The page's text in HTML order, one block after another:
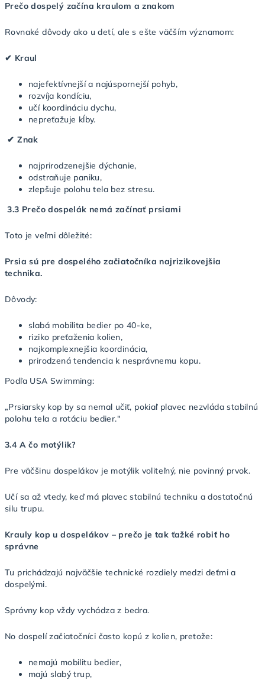
Prečo dospelý začína kraulom a znakom
Rovnaké dôvody ako u detí, ale s ešte väčším významom:
✔ Kraul
najefektívnejší a najúspornejší pohyb,
rozvíja kondíciu,
učí koordináciu dychu,
nepreťažuje kĺby.
✔ Znak
najprirodzenejšie dýchanie,
odstraňuje paniku,
zlepšuje polohu tela bez stresu.
3.3 Prečo dospelák nemá začínať prsiami
Toto je veľmi dôležité:
Prsia sú pre dospelého začiatočníka najrizikovejšia
technika.
Dôvody:
slabá mobilita bedier po 40-ke,
riziko preťaženia kolien,
najkomplexnejšia koordinácia,
prirodzená tendencia k nesprávnemu kopu.
Podľa USA Swimming:
„Prsiarsky kop by sa nemal učiť, pokiaľ plavec nezvláda stabilnú
polohu tela a rotáciu bedier."
3.4 A čo motýlik?
Pre väčšinu dospelákov je motýlik voliteľný, nie povinný prvok.
Učí sa až vtedy, keď má plavec stabilnú techniku a dostatočnú
silu trupu.
Krauly kop u dospelákov – prečo je tak ťažké robiť ho
správne
Tu prichádzajú najväčšie technické rozdiely medzi deťmi a
dospelými.
Správny kop vždy vychádza z bedra.
No dospelí začiatočníci často kopú z kolien, pretože:
nemajú mobilitu bedier,
majú slabý trup,